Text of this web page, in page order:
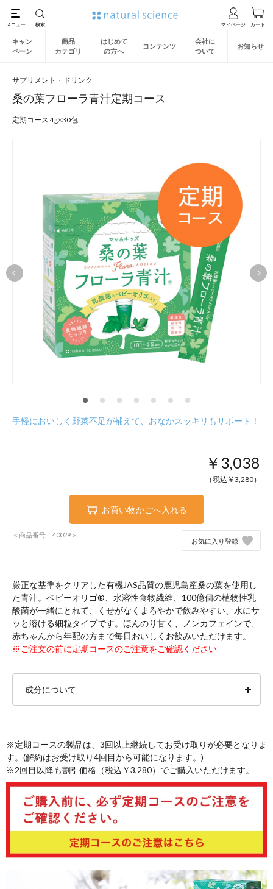
キャン
ペーン
商品
カテゴリ
はじめて
の方へ
コンテンツ
会社に
ついて
お知らせ
サプリメント・ドリンク
桑の葉フローラ青汁定期コース
定期コース 4g×30包
手軽においしく野菜不足が補えて、おなかスッキリもサポート！
￥3,038
（税込￥ 3,280）
お買い物かごへ入れる
＜商品番号：40029＞
お気に入り登録
厳正な基準をクリアした有機JAS品質の鹿児島産桑の葉を使用し
た青汁。ベビーオリゴ®、水溶性食物繊維、100億個の植物性乳
酸菌が一緒にとれて、くせがなくまろやかで飲みやすい、水にサ
ッと溶ける細粒タイプです。ほんのり甘く、ノンカフェインで、
赤ちゃんから年配の方まで毎日おいしくお飲みいただけます。
※ご注文の前に定期コースのご注意をご確認ください
成分について